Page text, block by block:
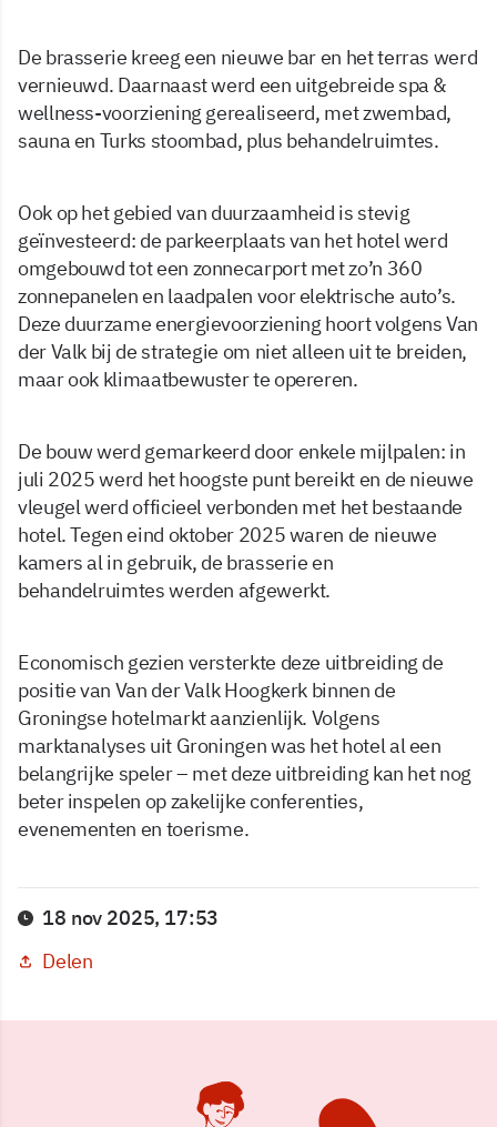
De brasserie kreeg een nieuwe bar en het terras werd
vernieuwd. Daarnaast werd een uitgebreide spa &
wellness-voorziening gerealiseerd, met zwembad,
sauna en Turks stoombad, plus behandelruimtes.
Ook op het gebied van duurzaamheid is stevig
geïnvesteerd: de parkeerplaats van het hotel werd
omgebouwd tot een zonnecarport met zo’n 360
zonnepanelen en laadpalen voor elektrische auto’s.
Deze duurzame energievoorziening hoort volgens Van
der Valk bij de strategie om niet alleen uit te breiden,
maar ook klimaatbewuster te opereren.
De bouw werd gemarkeerd door enkele mijlpalen: in
juli 2025 werd het hoogste punt bereikt en de nieuwe
vleugel werd officieel verbonden met het bestaande
hotel. Tegen eind oktober 2025 waren de nieuwe
kamers al in gebruik, de brasserie en
behandelruimtes werden afgewerkt.
Economisch gezien versterkte deze uitbreiding de
positie van Van der Valk Hoogkerk binnen de
Groningse hotelmarkt aanzienlijk. Volgens
marktanalyses uit Groningen was het hotel al een
belangrijke speler – met deze uitbreiding kan het nog
beter inspelen op zakelijke conferenties,
evenementen en toerisme.
18 nov 2025, 17:53
Delen